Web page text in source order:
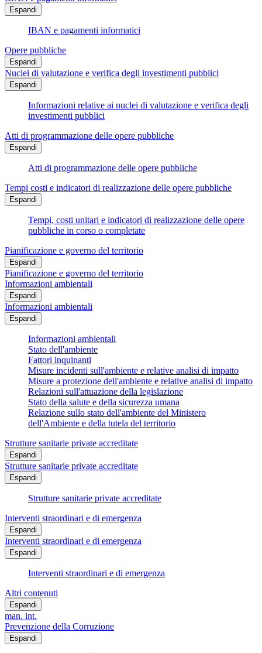
Espandi
IBAN e pagamenti informatici
Opere pubbliche
Espandi
Nuclei di valutazione e verifica degli investimenti pubblici
Espandi
Informazioni relative ai nuclei di valutazione e verifica degli
investimenti pubblici
Atti di programmazione delle opere pubbliche
Espandi
Atti di programmazione delle opere pubbliche
Tempi costi e indicatori di realizzazione delle opere pubbliche
Espandi
Tempi, costi unitari e indicatori di realizzazione delle opere
pubbliche in corso o completate
Pianificazione e governo del territorio
Espandi
Pianificazione e governo del territorio
Informazioni ambientali
Espandi
Informazioni ambientali
Espandi
Informazioni ambientali
Stato dell'ambiente
Fattori inquinanti
Misure incidenti sull'ambiente e relative analisi di impatto
Misure a protezione dell'ambiente e relative analisi di impatto
Relazioni sull'attuazione della legislazione
Stato della salute e della sicurezza umana
Relazione sullo stato dell'ambiente del Ministero
dell'Ambiente e della tutela del territorio
Strutture sanitarie private accreditate
Espandi
Strutture sanitarie private accreditate
Espandi
Strutture sanitarie private accreditate
Interventi straordinari e di emergenza
Espandi
Interventi straordinari e di emergenza
Espandi
Interventi straordinari e di emergenza
Altri contenuti
Espandi
man. int.
Prevenzione della Corruzione
Espandi